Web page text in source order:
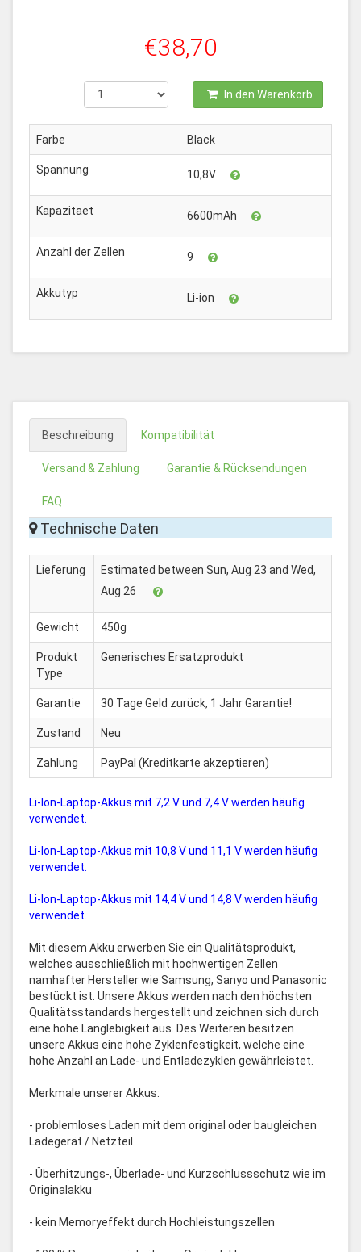
€38,70
In den Warenkorb
Farbe Black
Spannung 10,8V
Kapazitaet 6600mAh
Anzahl der Zellen 9
Akkutyp Li-ion
Beschreibung Kompatibilität
Versand & Zahlung Garantie & Rücksendungen
FAQ
Technische Daten
Lieferung
Estimated between Sun, Aug 23 and Wed,
Aug 26
Gewicht 450g
Produkt
Type
Generisches Ersatzprodukt
Garantie 30 Tage Geld zurück, 1 Jahr Garantie!
Zustand Neu
Zahlung PayPal (Kreditkarte akzeptieren)
Li-Ion-Laptop-Akkus mit 7,2 V und 7,4 V werden häufig
verwendet.
Li-Ion-Laptop-Akkus mit 10,8 V und 11,1 V werden häufig
verwendet.
Li-Ion-Laptop-Akkus mit 14,4 V und 14,8 V werden häufig
verwendet.
Mit diesem Akku erwerben Sie ein Qualitätsprodukt,
welches ausschließlich mit hochwertigen Zellen
namhafter Hersteller wie Samsung, Sanyo und Panasonic
bestückt ist. Unsere Akkus werden nach den höchsten
Qualitätsstandards hergestellt und zeichnen sich durch
eine hohe Langlebigkeit aus. Des Weiteren besitzen
unsere Akkus eine hohe Zyklenfestigkeit, welche eine
hohe Anzahl an Lade- und Entladezyklen gewährleistet.
Merkmale unserer Akkus:
- problemloses Laden mit dem original oder baugleichen
Ladegerät / Netzteil
- Überhitzungs-, Überlade- und Kurzschlussschutz wie im
Originalakku
- kein Memoryeffekt durch Hochleistungszellen